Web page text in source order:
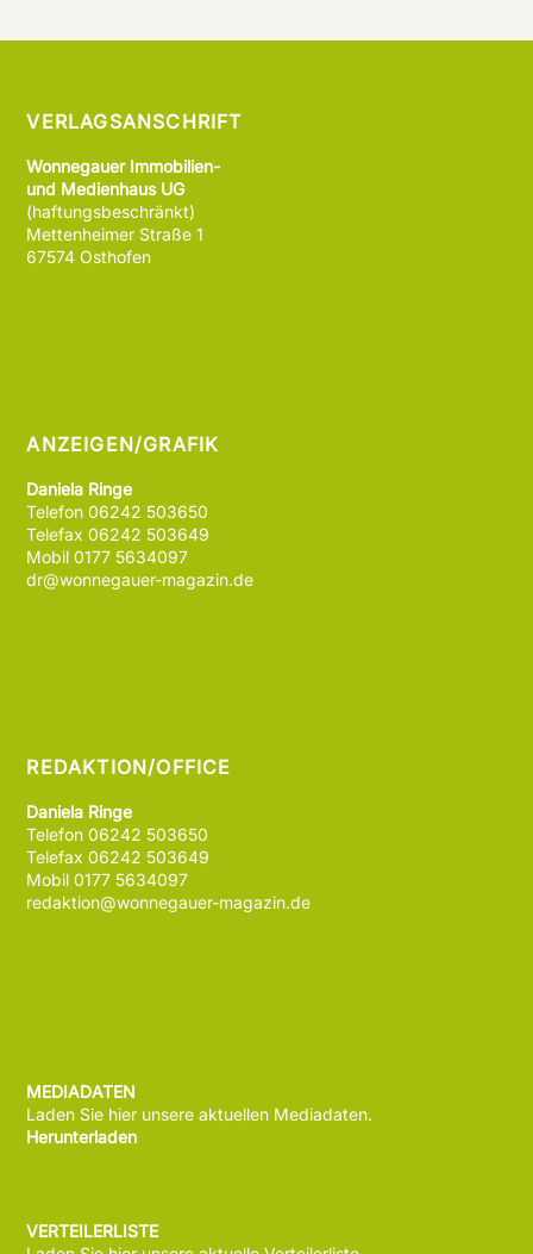
VERLAGSANSCHRIFT
Wonnegauer Immobilien-
und Medienhaus UG
(haftungsbeschränkt)
Mettenheimer Straße 1
67574 Osthofen
ANZEIGEN/GRAFIK
Daniela Ringe
Telefon 06242 503650
Telefax 06242 503649
Mobil 0177 5634097
dr@wonnegauer-magazin.de
REDAKTION/OFFICE
Daniela Ringe
Telefon 06242 503650
Telefax 06242 503649
Mobil 0177 5634097
redaktion@wonnegauer-magazin.de
MEDIADATEN
Laden Sie hier unsere aktuellen Mediadaten.
Herunterladen
VERTEILERLISTE